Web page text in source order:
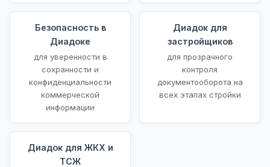
Безопасность в
Диадоке
для уверенности в
сохранности и
конфиденциальности
коммерческой
информации
Диадок для
застройщиков
для прозрачного
контроля
документооборота на
всех этапах стройки
Диадок для ЖКХ и
ТСЖ